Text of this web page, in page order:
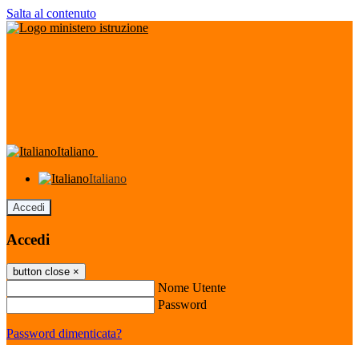
Salta al contenuto
Italiano
Italiano
Accedi
Accedi
button close ×
Nome Utente
Password
Password dimenticata?